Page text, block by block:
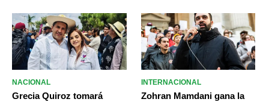
NACIONAL
Grecia Quiroz tomará
INTERNACIONAL
Zohran Mamdani gana la